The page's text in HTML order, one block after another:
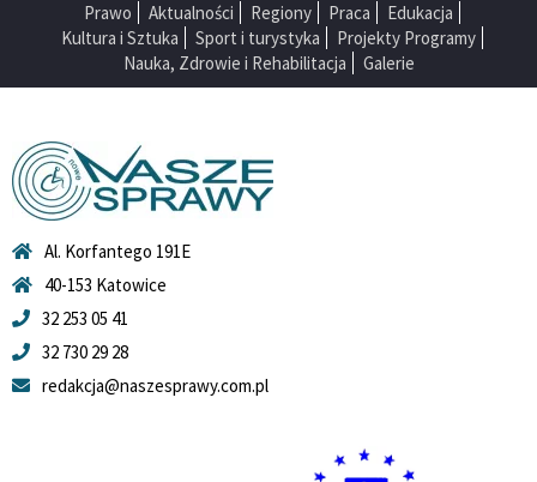
Prawo Aktualności Regiony Praca
Edukacja
Kultura i Sztuka
Sport i turystyka
Projekty Programy
Nauka, Zdrowie i Rehabilitacja
Galerie
Al. Korfantego 191E
40-153 Katowice
32 253 05 41
32 730 29 28
redakcja@naszesprawy.com.pl